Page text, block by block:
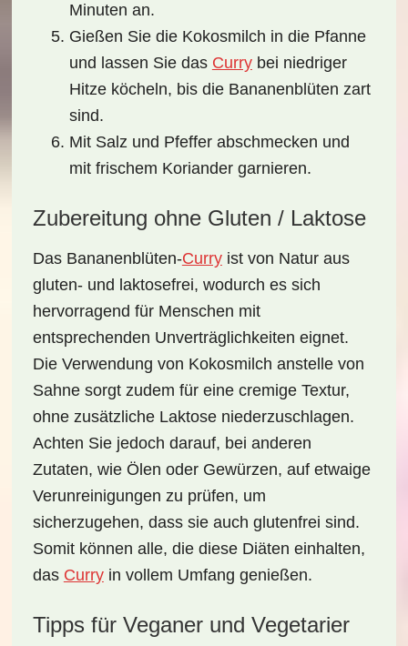
Minuten an.
Gießen Sie die Kokosmilch in die Pfanne
und lassen Sie das Currybei niedriger
Hitze köcheln, bis die Bananenblüten zart
sind.
Mit Salz und Pfeffer abschmecken und
mit frischem Koriander garnieren.
Zubereitung ohne Gluten / Laktose
Das Bananenblüten-Curryist von Natur aus
gluten- und laktosefrei, wodurch es sich
hervorragend für Menschen mit
entsprechenden Unverträglichkeiten eignet.
Die Verwendung von Kokosmilch anstelle von
Sahne sorgt zudem für eine cremige Textur,
ohne zusätzliche Laktose niederzuschlagen.
Achten Sie jedoch darauf, bei anderen
Zutaten, wie Ölen oder Gewürzen, auf etwaige
Verunreinigungen zu prüfen, um
sicherzugehen, dass sie auch glutenfrei sind.
Somit können alle, die diese Diäten einhalten,
das Curryin vollem Umfang genießen.
Tipps für Veganer und Vegetarier